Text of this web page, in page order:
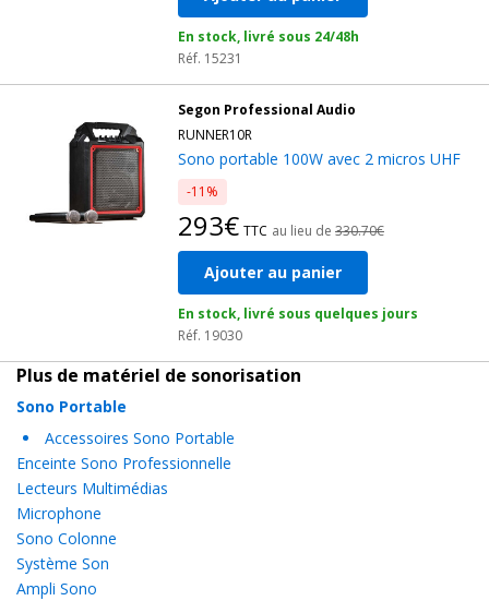
Plus de matériel de sonorisation
Sono Portable
Accessoires Sono Portable
Enceinte Sono Professionnelle
Lecteurs Multimédias
Microphone
Sono Colonne
Système Son
Ampli Sono
En stock, livré sous 24/48h
Réf. 15231
Segon Professional Audio
RUNNER10R
Sono portable 100W avec 2 micros UHF
-11%
293€ TTC au lieu de 330.70€
Ajouter au panier
En stock, livré sous quelques jours
Réf. 19030